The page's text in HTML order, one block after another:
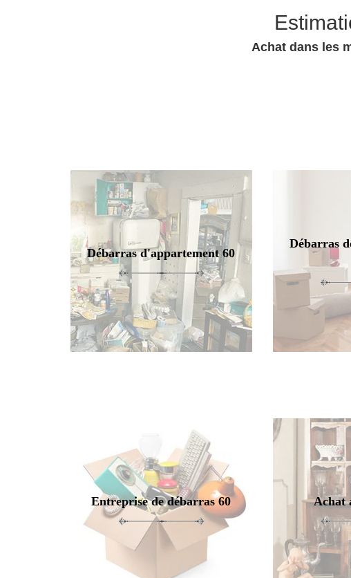
Achat dans les
Débarras d'appartement 60
Débarras
Entreprise de débarras 60 Achat